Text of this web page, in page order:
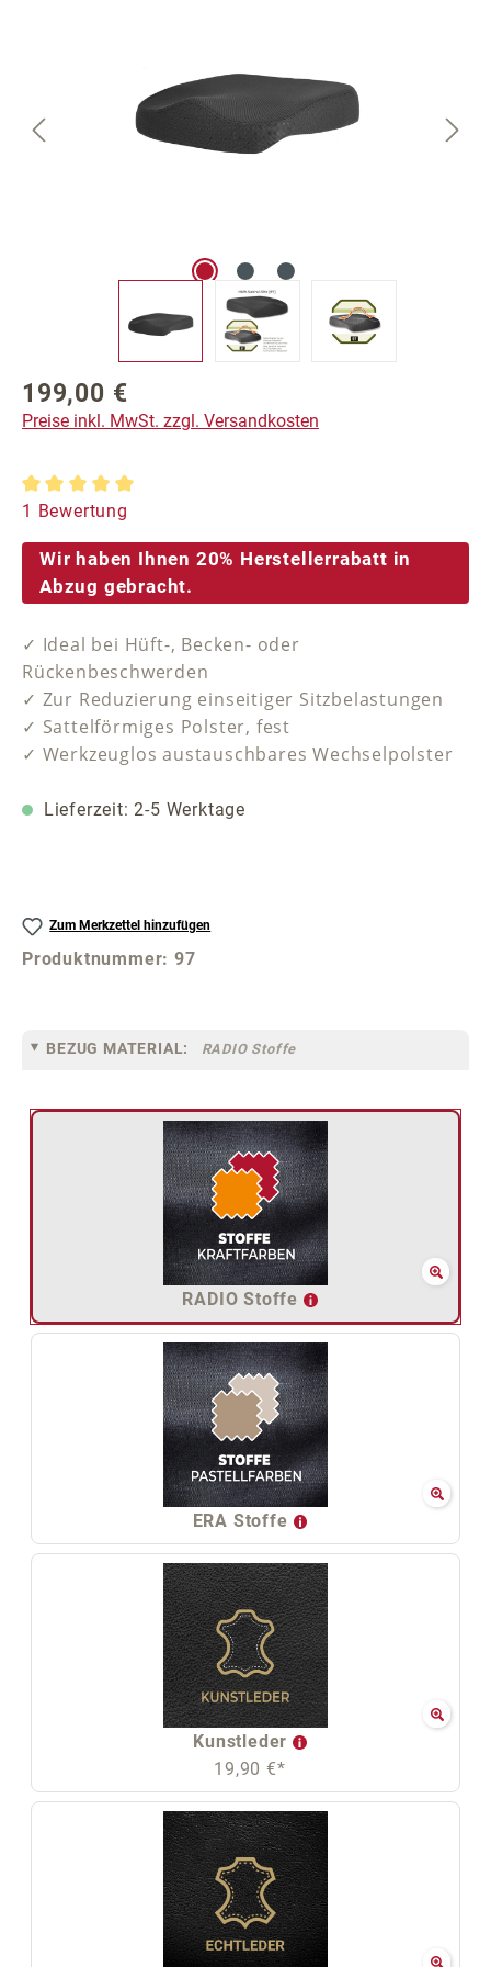
Regulärer Preis:
199,00 €
Preise inkl. MwSt. zzgl. Versandkosten
Durchschnittliche Bewertung von 5 von 5 Sternen
1 Bewertung
Wir haben Ihnen 20% Herstellerrabatt in
Abzug gebracht.
✓ Ideal bei Hüft-, Becken- oder
Rückenbeschwerden
✓ Zur Reduzierung einseitiger Sitzbelastungen
✓ Sattelförmiges Polster, fest
✓ Werkzeuglos austauschbares Wechselpolster
Lieferzeit: 2-5 Werktage
Zum Merkzettel hinzufügen
Produktnummer:97
BEZUG MATERIAL: RADIO Stoffe
RADIO Stoffe
ERA Stoffe
Kunstleder
19,90 €*